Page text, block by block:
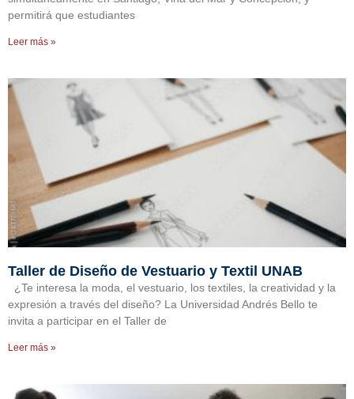
permitirá que estudiantes
Leer más »
Taller de Diseño de Vestuario y Textil UNAB
¿Te interesa la moda, el vestuario, los textiles, la creatividad y la
expresión a través del diseño? La Universidad Andrés Bello te
invita a participar en el Taller de
Leer más »